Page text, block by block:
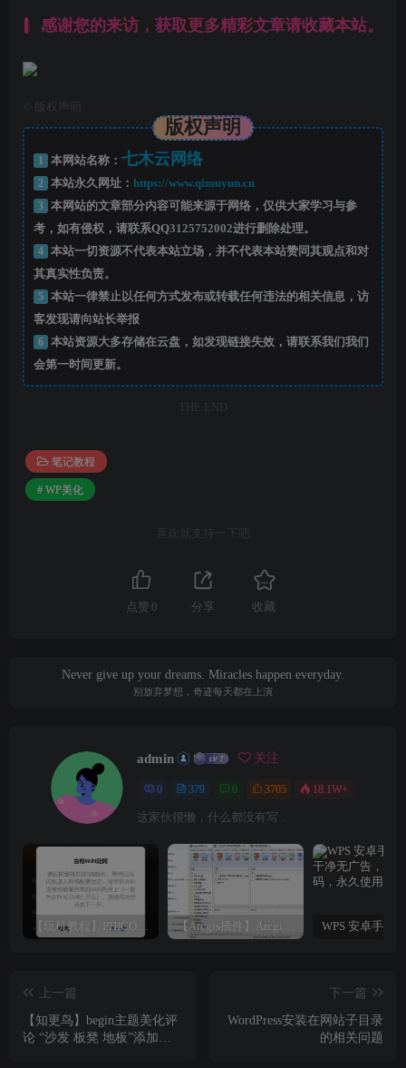
感谢您的来访，获取更多精彩文章请收藏本站。
版权声明
版权声明
1 本网站名称： 七木云网络
2 本站永久网址： https://www.qimuyun.cn
3
本网站的文章部分内容可能来源于网络，仅供大家学习与参
考，如有侵权，请联系QQ3125752002进行删除处理。
4
本站一切资源不代表本站立场，并不代表本站赞同其观点和对
其真实性负责。
5
本站一律禁止以任何方式发布或转载任何违法的相关信息，访
客发现请向站长举报
6
本站资源大多存储在云盘，如发现链接失效，请联系我们我们
会第一时间更新。
THE END
笔记教程
# WP美化
喜欢就支持一下吧
点赞 0 分享 收藏
Never give up your dreams. Miracles happen everyday.
别放弃梦想，奇迹每天都在上演
admin 关注
0 379 0 3705 18.1W+
这家伙很懒，什么都没有写...
【玩机教程】PHICOMM斐讯R1音响免拆免Root完美复活 【Arcgis插件】Arcgis符号库大全（打包下载）
上一篇
【知更鸟】begin主题美化评
论 “沙发 板凳 地板”添加背
下一篇
WordPress安装在网站子目录
的相关问题